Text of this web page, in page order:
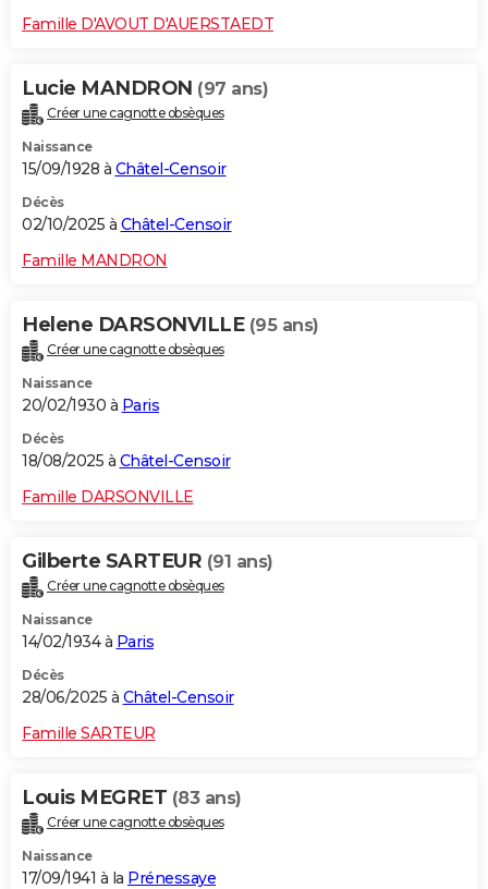
Famille D'AVOUT D'AUERSTAEDT
Lucie MANDRON (97 ans)
Créer une cagnotte obsèques
Naissance
15/09/1928 à Châtel-Censoir
Décès
02/10/2025 à Châtel-Censoir
Famille MANDRON
Helene DARSONVILLE (95 ans)
Créer une cagnotte obsèques
Naissance
20/02/1930 à Paris
Décès
18/08/2025 à Châtel-Censoir
Famille DARSONVILLE
Gilberte SARTEUR (91 ans)
Créer une cagnotte obsèques
Naissance
14/02/1934 à Paris
Décès
28/06/2025 à Châtel-Censoir
Famille SARTEUR
Louis MEGRET (83 ans)
Créer une cagnotte obsèques
Naissance
17/09/1941 à la Prénessaye